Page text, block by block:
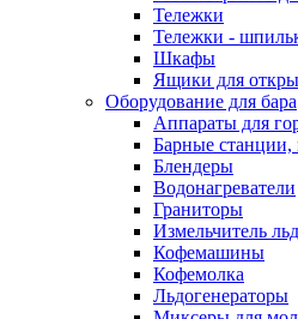
Тележки
Тележки -
Шкафы
Ящики для
Оборудование для бара
Аппараты для
Барные станции,
Блендеры
Водонагреватели
Граниторы
Измельчитель
Кофемашины
Кофемолка
Льдогенераторы